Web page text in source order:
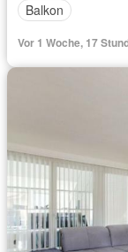
Balkon
Vor 1 Woche, 17